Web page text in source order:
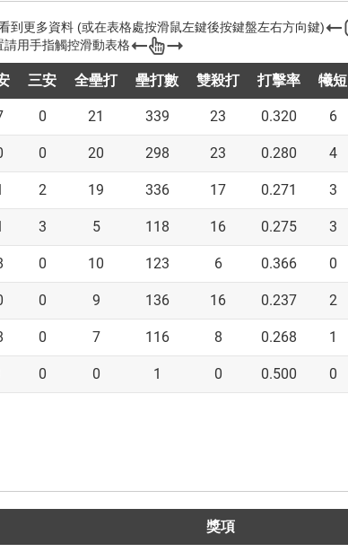
三安 全壘打 壘打數 雙殺打 打擊率 犧短
0 21 339 23 0.320 6
0 20 298 23 0.280 4
2 19 336 17 0.271 3
3 5 118 16 0.275 3
0 10 123 6 0.366 0
0 9 136 16 0.237 2
0 7 116 8 0.268 1
0 0 1 0 0.500 0
獎項